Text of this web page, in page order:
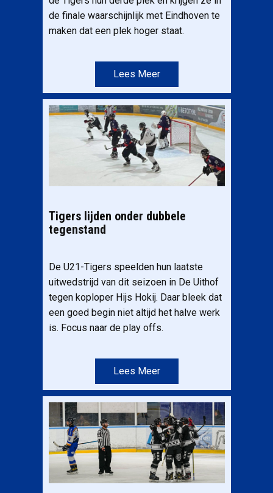
de finale waarschijnlijk met Eindhoven te
maken dat een plek hoger staat.
Lees Meer
Tigers lijden onder dubbele
tegenstand
De U21-Tigers speelden hun laatste
uitwedstrijd van dit seizoen in De Uithof
tegen koploper Hijs Hokij. Daar bleek dat
een goed begin niet altijd het halve werk
is. Focus naar de play offs.
Lees Meer